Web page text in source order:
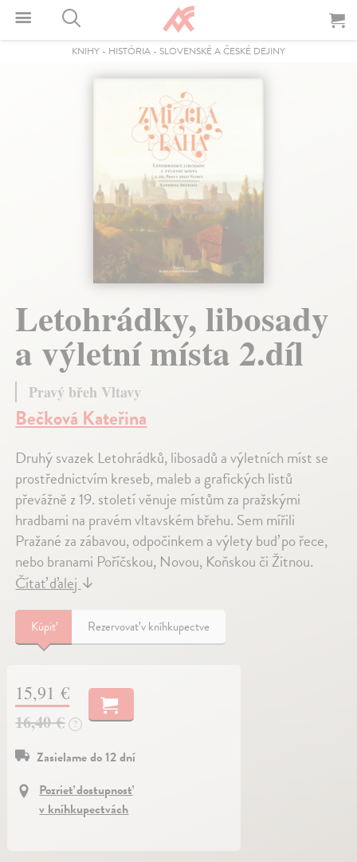
KNIHY - HISTÓRIA - SLOVENSKÉ A ČESKÉ DEJINY
Letohrádky, libosady
a výletní místa 2.díl
Pravý břeh Vltavy
Bečková Kateřina
Druhý svazek Letohrádků, libosadů a výletních míst se
prostřednictvím kreseb, maleb a grafických listů
převážně z 19. století věnuje místům za pražskými
hradbami na pravém vltavském břehu. Sem mířili
Pražané za zábavou, odpočinkem a výlety buď po řece,
nebo branami Poříčskou, Novou, Koňskou či Žitnou.
Čítať ďalej↓
Kúpiť Rezervovať v kníhkupectve
15,91 €
16,40 €
?
Zasielame do 12 dní
Pozrieť dostupnosť
v kníhkupectvách